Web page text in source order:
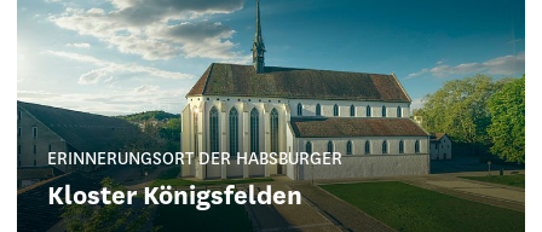
ERINNERUNGSORT DER HABSBURGER
Kloster Königsfelden